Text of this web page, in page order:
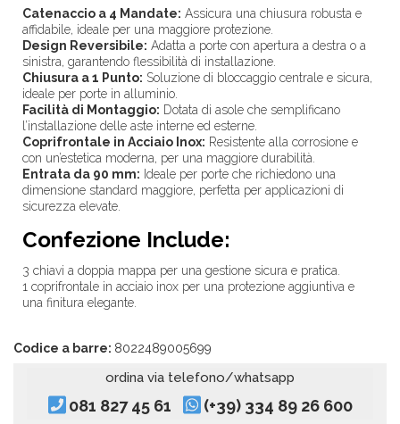
Catenaccio a 4 Mandate: Assicura una chiusura robusta e
affidabile, ideale per una maggiore protezione.
Design Reversibile: Adatta a porte con apertura a destra o a
sinistra, garantendo flessibilità di installazione.
Chiusura a 1 Punto: Soluzione di bloccaggio centrale e sicura,
ideale per porte in alluminio.
Facilità di Montaggio: Dotata di asole che semplificano
l’installazione delle aste interne ed esterne.
Coprifrontale in Acciaio Inox: Resistente alla corrosione e
con un’estetica moderna, per una maggiore durabilità.
Entrata da 90 mm: Ideale per porte che richiedono una
dimensione standard maggiore, perfetta per applicazioni di
sicurezza elevate.
Confezione Include:
3 chiavi a doppia mappa per una gestione sicura e pratica.
1 coprifrontale in acciaio inox per una protezione aggiuntiva e
una finitura elegante.
Codice a barre: 8022489005699
ordina via telefono/whatsapp
081 827 45 61 (+39) 334 89 26 600